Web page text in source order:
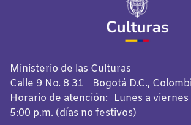
Ministerio de las Culturas
Calle 9 No. 8 31 Bogotá D.C.,
Horario de atención: Lunes a
5:00 p.m. (días no festivos)